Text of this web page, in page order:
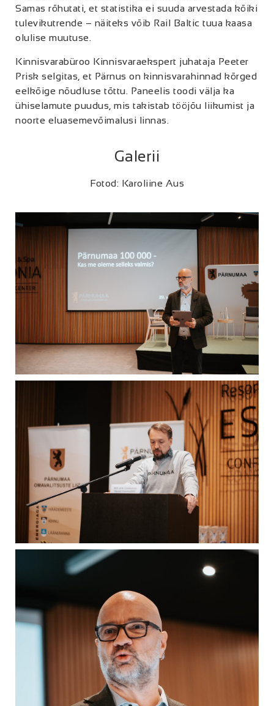
Samas rõhutati, et statistika ei suuda arvestada kõiki
tulevikutrende – näiteks võib Rail Baltic tuua kaasa
olulise muutuse.
Kinnisvarabüroo Kinnisvaraekspert juhataja Peeter
Prisk selgitas, et Pärnus on kinnisvarahinnad kõrged
eelkõige nõudluse tõttu. Paneelis toodi välja ka
ühiselamute puudus, mis takistab tööjõu liikumist ja
noorte eluasemevõimalusi linnas.
Galerii
Fotod: Karoliine Aus